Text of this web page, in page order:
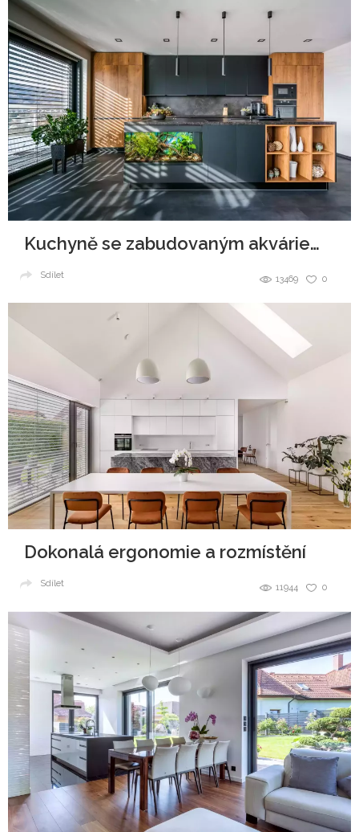
Kuchyně se zabudovaným akváriem v ostrůvku
0
13469
Sdílet
Dokonalá ergonomie a rozmístění
0
11944
Sdílet